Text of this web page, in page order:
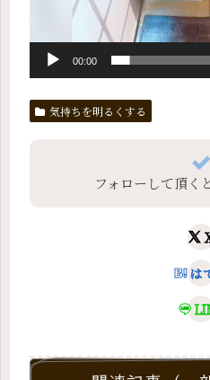
00:00
気持ちを明るくする
フォローして頂く
は